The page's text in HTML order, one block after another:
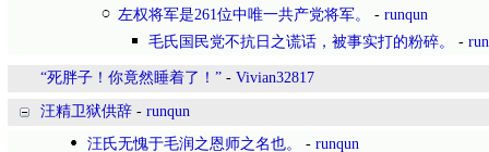
左权将军是261位中唯一共产党将军。
- runqun
毛氏国民党不抗日之谎话，被事实打的粉碎。
-
“死胖子！你竟然睡着了！” - Vivian32817
汪精卫狱供辞 - runqun
汪氏无愧于毛润之恩师之名也。
- runqun